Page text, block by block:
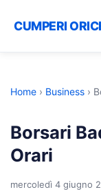
CUMPERI
Home › Business ›
Borsari
Orari
mercoledì 4 giugno